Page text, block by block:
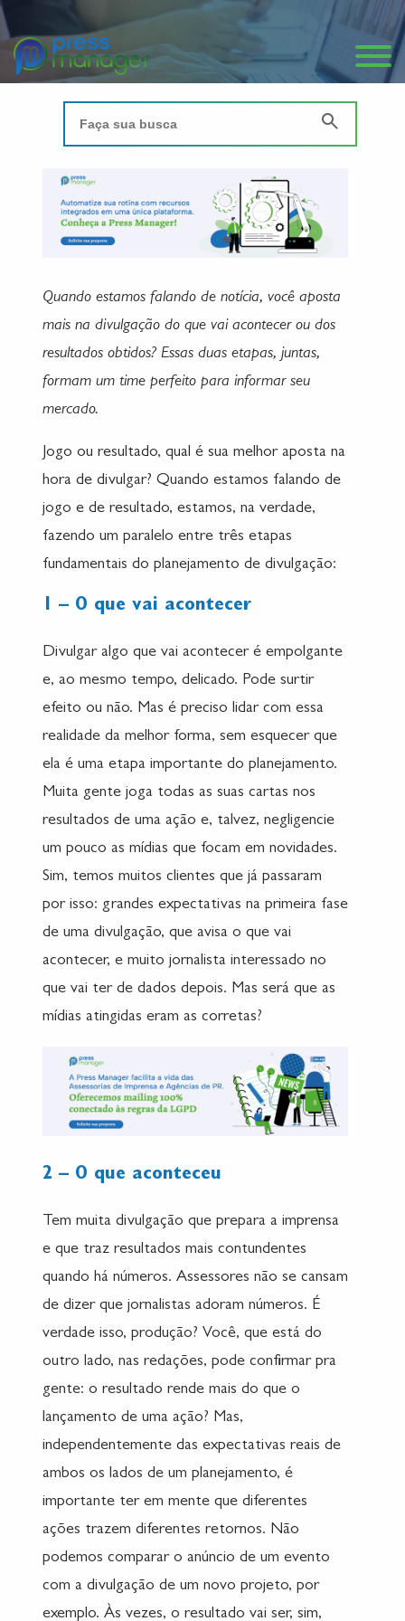
Quando estamos falando de notícia, você aposta
mais na divulgação do que vai acontecer ou dos
resultados obtidos? Essas duas etapas, juntas,
formam um time perfeito para informar seu
mercado.
Jogo ou resultado, qual é sua melhor aposta na
hora de divulgar? Quando estamos falando de
jogo e de resultado, estamos, na verdade,
fazendo um paralelo entre três etapas
fundamentais do planejamento de divulgação:
1 – O que vai acontecer
Divulgar algo que vai acontecer é empolgante
e, ao mesmo tempo, delicado. Pode surtir
efeito ou não. Mas é preciso lidar com essa
realidade da melhor forma, sem esquecer que
ela é uma etapa importante do planejamento.
Muita gente joga todas as suas cartas nos
resultados de uma ação e, talvez, negligencie
um pouco as mídias que focam em novidades.
Sim, temos muitos clientes que já passaram
por isso: grandes expectativas na primeira fase
de uma divulgação, que avisa o que vai
acontecer, e muito jornalista interessado no
que vai ter de dados depois. Mas será que as
mídias atingidas eram as corretas?
2 – O que aconteceu
Tem muita divulgação que prepara a imprensa
e que traz resultados mais contundentes
quando há números. Assessores não se cansam
de dizer que jornalistas adoram números. É
verdade isso, produção? Você, que está do
outro lado, nas redações, pode confirmar pra
gente: o resultado rende mais do que o
lançamento de uma ação? Mas,
independentemente das expectativas reais de
ambos os lados de um planejamento, é
importante ter em mente que diferentes
ações trazem diferentes retornos. Não
podemos comparar o anúncio de um evento
com a divulgação de um novo projeto, por
exemplo. Às vezes, o resultado vai ser, sim,